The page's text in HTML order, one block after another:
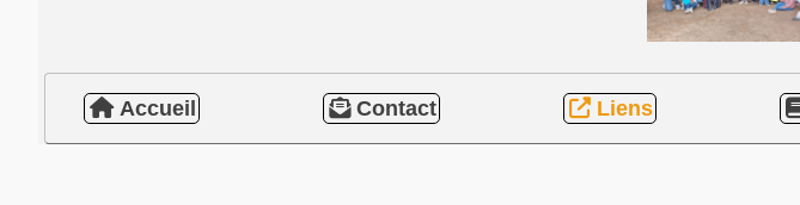
Accueil Contact Liens